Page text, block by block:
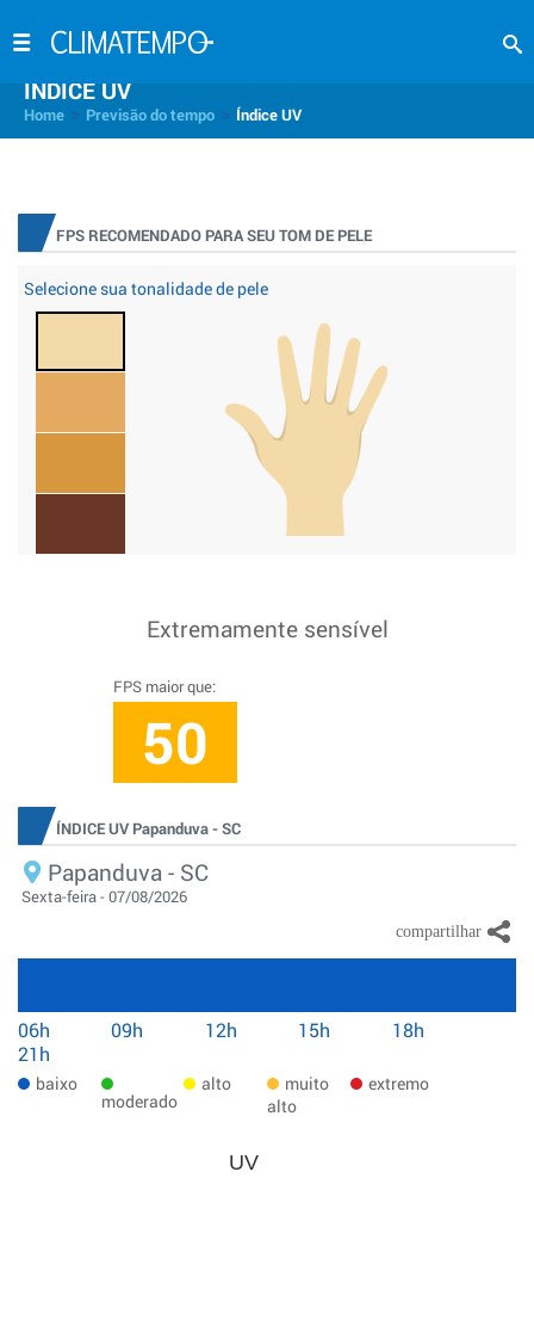
INDICE UV
Home Previsão do tempo Índice UV
FPS RECOMENDADO PARA SEU TOM DE PELE
Selecione sua tonalidade de pele
Extremamente sensível
FPS maior que:
50
ÍNDICE UV Papanduva - SC
Papanduva - SC
Sexta-feira - 07/08/2026
06h 09h 12h 15h
18h
21h
baixo
moderado
alto
muito
alto
extremo
UV